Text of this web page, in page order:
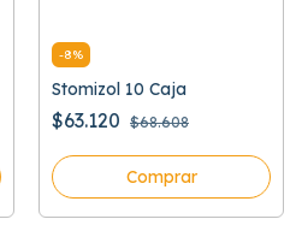
-8%
Stomizol 10 Caja
$63.120 $68.608
Comprar